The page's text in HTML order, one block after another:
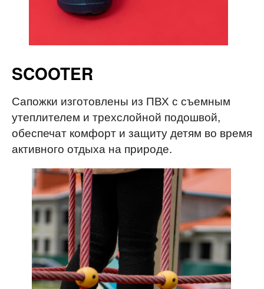
SCOOTER
Сапожки изготовлены из ПВХ с съемным
утеплителем и трехслойной подошвой,
обеспечат комфорт и защиту детям во время
активного отдыха на природе.